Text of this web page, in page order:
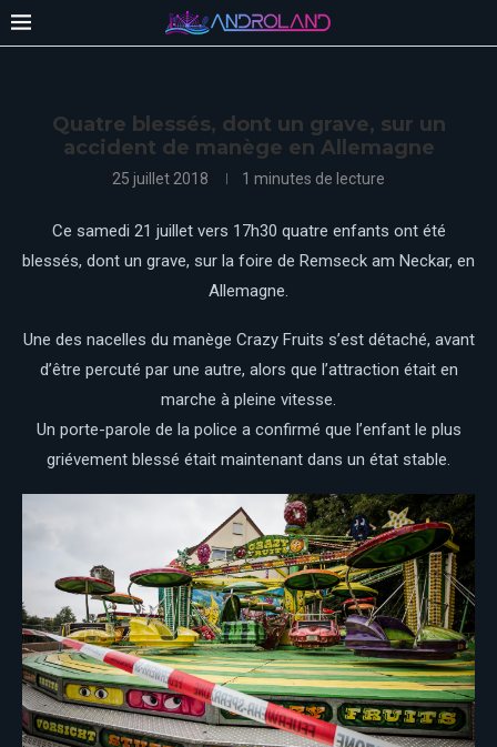
Quatre blessés, dont un grave, sur un
accident de manège en Allemagne
25 juillet 2018 1 minutes de lecture
Ce samedi 21 juillet vers 17h30 quatre enfants ont été
blessés, dont un grave, sur la foire de Remseck am Neckar, en
Allemagne.
Une des nacelles du manège Crazy Fruits s’est détaché, avant
d’être percuté par une autre, alors que l’attraction était en
marche à pleine vitesse.
Un porte-parole de la police a confirmé que l’enfant le plus
griévement blessé était maintenant dans un état stable.